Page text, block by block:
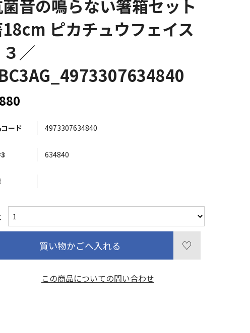
音の鳴らない箸箱セット
ピカチュウフェイス
３／
ード 4973307634840
634840
買い物かごへ入れる
この商品についての問い合わせ